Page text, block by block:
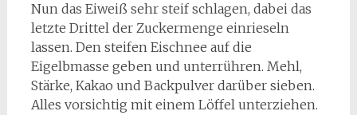
Nun das Eiweiß sehr steif schlagen, dabei das
letzte Drittel der Zuckermenge einrieseln
lassen. Den steifen Eischnee auf die
Eigelbmasse geben und unterrühren. Mehl,
Stärke, Kakao und Backpulver darüber sieben.
Alles vorsichtig mit einem Löffel unterziehen.